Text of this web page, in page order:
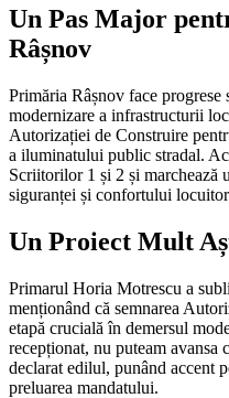
Un Pas Major
Râșnov
Primăria Râșnov face progrese semnificative în planul său de
modernizare a infrastructurii
Autorizației de Construire
a iluminatului public stradal.
Scriitorilor 1 și 2 și marchează
siguranței și confortului
Un Proiect Mult
Primarul Horia Motrescu a
menționând că semnarea
etapă crucială în demersul
recepționat, nu puteam avansa
declarat edilul, punând accent
preluarea mandatului.